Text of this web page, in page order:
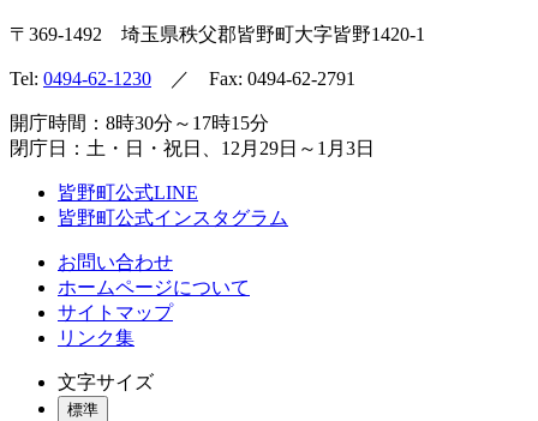
〒369-1492 埼玉県秩父郡皆野町 大字皆野1420-1
Tel: 0494-62-1230 ／ Fax: 0494-62-2791
開庁時間：8時30分～17時15分
閉庁日：土・日・祝日、12月29日～1月3日
皆野町公式LINE
皆野町公式インスタグラム
お問い合わせ
ホームページについて
サイトマップ
リンク集
文字サイズ
標準